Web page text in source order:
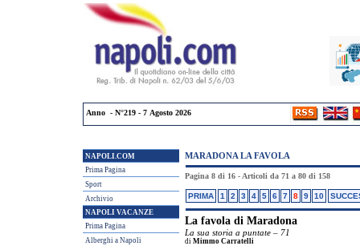
Anno - N°219 - 7 Agosto 2026
NAPOLI.COM
Prima Pagina
Sport
Archivio
NAPOLI VACANZE
Prima Pagina
Alberghi a Napoli
MARADONA LA FAVOLA
Pagina 8 di 16 - Articoli da 71 a 80 di 158
PRIMA 1 2 3 4 5 6 7 8 9 10
La favola di Maradona
La sua storia a puntate – 71
di Mimmo Carratelli